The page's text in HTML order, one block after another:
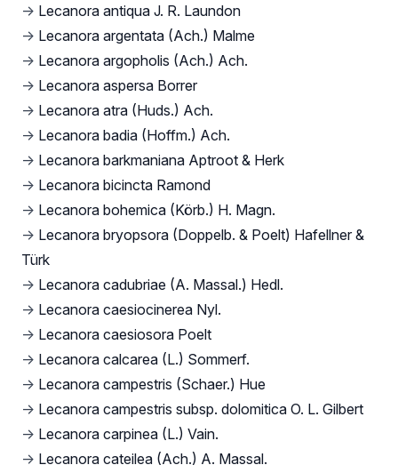
→ Lecanora antiqua J. R. Laundon
→ Lecanora argentata (Ach.) Malme
→ Lecanora argopholis (Ach.) Ach.
→ Lecanora aspersa Borrer
→ Lecanora atra (Huds.) Ach.
→ Lecanora badia (Hoffm.) Ach.
→ Lecanora barkmaniana Aptroot & Herk
→ Lecanora bicincta Ramond
→ Lecanora bohemica (Körb.) H. Magn.
→ Lecanora bryopsora (Doppelb. & Poelt) Hafellner &
Türk
→ Lecanora cadubriae (A. Massal.) Hedl.
→ Lecanora caesiocinerea Nyl.
→ Lecanora caesiosora Poelt
→ Lecanora calcarea (L.) Sommerf.
→ Lecanora campestris (Schaer.) Hue
→ Lecanora campestris subsp. dolomitica O. L. Gilbert
→ Lecanora carpinea (L.) Vain.
→ Lecanora cateilea (Ach.) A. Massal.